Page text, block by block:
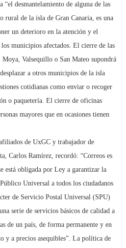
“el desmantelamiento de alguna de las
rural de la isla de Gran Canaria, es una
un deterioro en la atención y el
municipios afectados. El cierre de las
Valsequillo o San Mateo supondrá
a otros municipios de la isla
cotidianas como enviar o recoger
o paquetería. El cierre de oficinas
mayores que en ocasiones tienen
de UxGC y trabajador de
Carlos Ramírez, recordó: “Correos es
está obligada por Ley a garantizar la
Universal a todos los ciudadanos
de Servicio Postal Universal (SPU)
serie de servicios básicos de calidad a
de un país, de forma permanente y en
y a precios asequibles”. La política de